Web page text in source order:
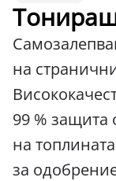
на
99 % защита
на
за